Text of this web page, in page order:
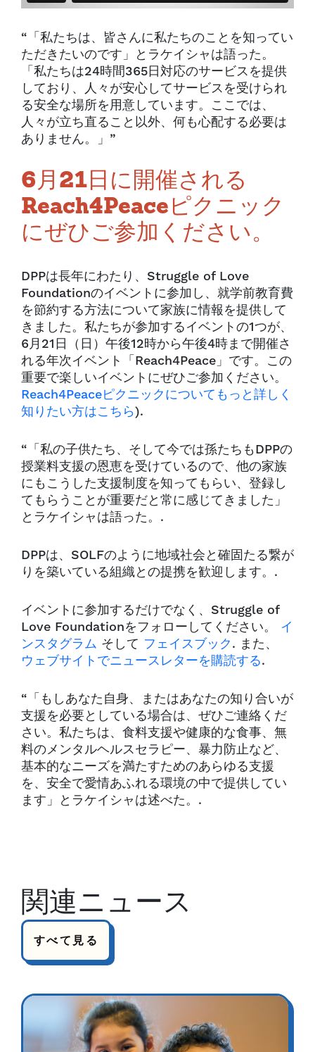
“「私たちは、皆さんに私たちのことを知ってい
ただきたいのです」とラケイシャは語った。
「私たちは24時間365日対応のサービスを提供
しており、人々が安心してサービスを受けられ
る安全な場所を用意しています。ここでは、
人々が立ち直ること以外、何も心配する必要は
ありません。」”
6月21日に開催される
Reach4Peaceピクニック
にぜひご参加ください。
DPPは長年にわたり、Struggle of Love
Foundationのイベントに参加し、就学前教育費
を節約する方法について家族に情報を提供して
きました。私たちが参加するイベントの1つが、
6月21日（日）午後12時から午後4時まで開催さ
れる年次イベント「Reach4Peace」です。この
重要で楽しいイベントにぜひご参加ください。
Reach4Peaceピクニックについてもっと詳しく
知りたい方はこちら).
“「私の子供たち、そして今では孫たちもDPPの
授業料支援の恩恵を受けているので、他の家族
にもこうした支援制度を知ってもらい、登録し
てもらうことが重要だと常に感じてきました」
とラケイシャは語った。.
DPPは、SOLFのように地域社会と確固たる繋が
りを築いている組織との提携を歓迎します。.
イベントに参加するだけでなく、Struggle of
Love Foundationをフォローしてください。 イ
ンスタグラム そして フェイスブック. また、
ウェブサイトでニュースレターを購読する.
“「もしあなた自身、またはあなたの知り合いが
支援を必要としている場合は、ぜひご連絡くだ
さい。私たちは、食料支援や健康的な食事、無
料のメンタルヘルスセラピー、暴力防止など、
基本的なニーズを満たすためのあらゆる支援
を、安全で愛情あふれる環境の中で提供してい
ます」とラケイシャは述べた。.
関連ニュース
すべて見る